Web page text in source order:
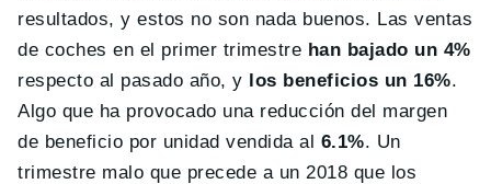
resultados, y estos no son nada buenos. Las ventas
de coches en el primer trimestre han bajado un 4%
respecto al pasado año, y los beneficios un 16%.
Algo que ha provocado una reducción del margen
de beneficio por unidad vendida al 6.1%. Un
trimestre malo que precede a un 2018 que los